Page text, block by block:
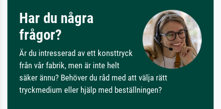
Har du några
frågor?
Är du intresserad av ett konsttryck
från vår fabrik, men är inte helt
säker ännu? Behöver du råd med att välja rätt
tryckmedium eller hjälp med beställningen?